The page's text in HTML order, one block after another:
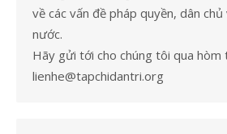
về các vấn đề pháp quyền, dân
nước.
Hãy gửi tới cho chúng tôi qua hòm
lienhe@tapchidantri.org